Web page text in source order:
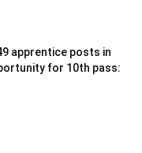
apprentice posts in
for 10th pass: